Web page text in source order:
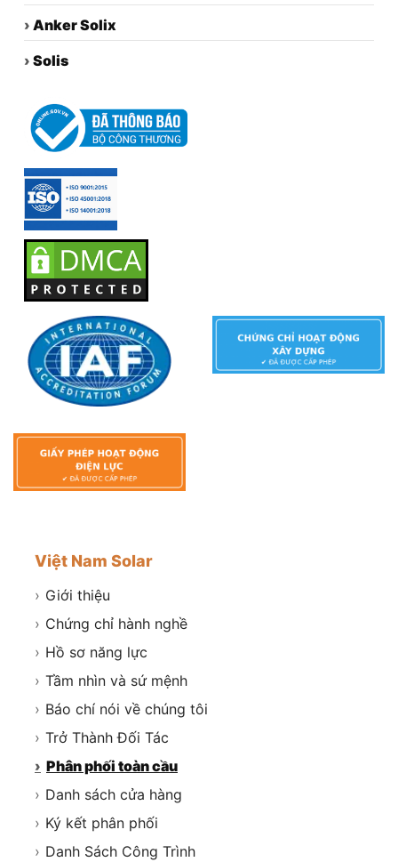
› Anker Solix
› Solis
Việt Nam Solar
› Giới thiệu
› Chứng chỉ hành nghề
› Hồ sơ năng lực
› Tầm nhìn và sứ mệnh
› Báo chí nói về chúng tôi
› Trở Thành Đối Tác
› Phân phối toàn cầu
› Danh sách cửa hàng
› Ký kết phân phối
› Danh Sách Công Trình